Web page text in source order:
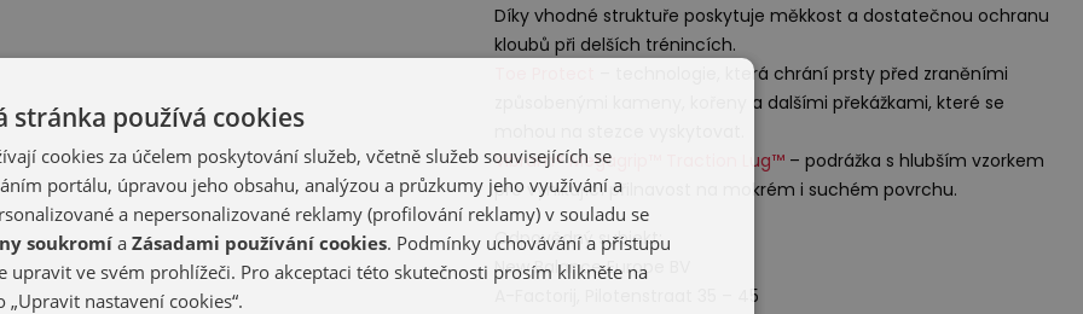
Díky vhodné struktuře poskytuje měkkost a dostatečnou ochranu
kloubů při delších trénincích.
– technologie, která chrání prsty před zraněními
způsobenými kameny, kořeny a dalšími překážkami, které se
Vibram® Megagrip™ Traction Lug™– podrážka s hlubším vzorkem
pro vynikající přilnavost na mokrém i suchém povrchu.
Odpovědný subjekt:
New Balance Europe BV
A-Factorij, Pilotenstraat 35 – 45
stránka používá cookies
cookies za účelem poskytování služeb, včetně služeb souvisejících se
portálu, úpravou jeho obsahu, analýzou a průzkumy jeho využívání a
a nepersonalizované reklamy (profilování reklamy) v souladu se
soukromí a Zásadami používání cookies. Podmínky uchovávání a přístupu
upravit ve svém prohlížeči. Pro akceptaci této skutečnosti prosím klikněte na
„Upravit nastavení cookies“.